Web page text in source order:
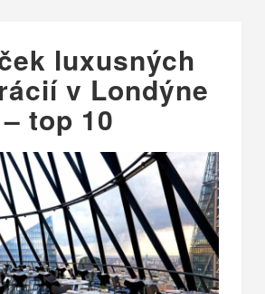
luxusných
v Londýne
– top 10